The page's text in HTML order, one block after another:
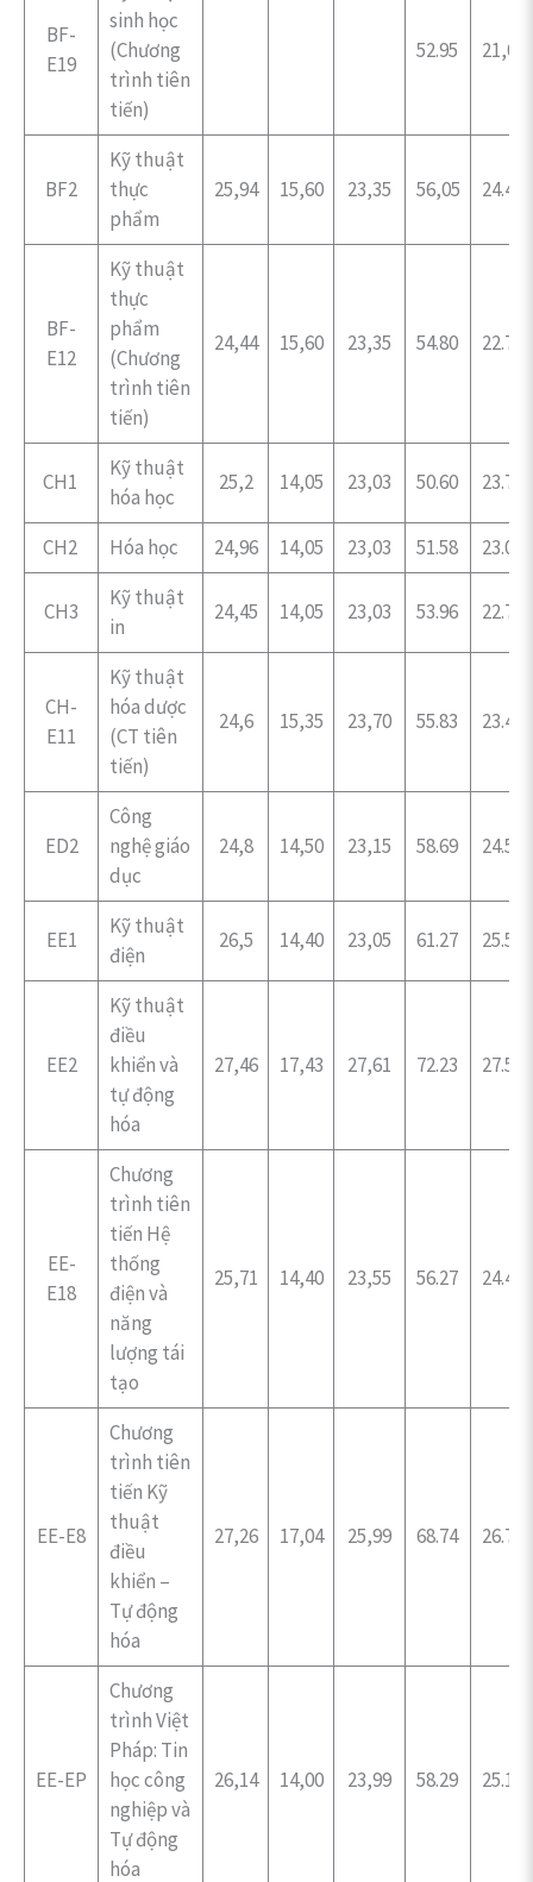
BF-
E19
sinh học
(Chương
trình tiên
tiến)
52.95 21,00
BF2
Kỹ thuật
thực
phẩm
25,94 15,60 23,35 56,05 24.49
BF-
E12
Kỹ thuật
thực
phẩm
(Chương
trình tiên
tiến)
24,44 15,60 23,35 54.80 22.70
CH1
Kỹ thuật
hóa học
25,2 14,05 23,03 50.60 23.70
CH2 Hóa học 24,96 14,05 23,03 51.58 23.04
CH3
Kỹ thuật
in
24,45 14,05 23,03 53.96 22.70
CH-
E11
Kỹ thuật
hóa dược
(CT tiên
tiến)
24,6 15,35 23,70 55.83 23.44
ED2
Công
nghệ giáo
dục
24,8 14,50 23,15 58.69 24.55
EE1
Kỹ thuật
điện
26,5 14,40 23,05 61.27 25.55
EE2
Kỹ thuật
điều
khiển và
tự động
hóa
27,46 17,43 27,61 72.23 27.57
EE-
E18
Chương
trình tiên
tiến Hệ
thống
điện và
năng
lượng tái
tạo
25,71 14,40 23,55 56.27 24.47
EE-E8
Chương
trình tiên
tiến Kỹ
thuật
điều
khiển –
Tự động
hóa
27,26 17,04 25,99 68.74 26.74
EE-EP
Chương
trình Việt
Pháp: Tin
học công
nghiệp và
Tự động
hóa
26,14 14,00 23,99 58.29 25.14